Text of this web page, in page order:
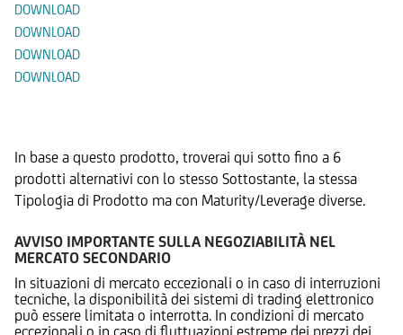
DOWNLOAD
DOWNLOAD
DOWNLOAD
DOWNLOAD
In base a questo prodotto, troverai qui sotto fino a 6
prodotti alternativi con lo stesso Sottostante, la stessa
Tipologia di Prodotto ma con Maturity/Leverage diverse.
AVVISO IMPORTANTE SULLA NEGOZIABILITÀ NEL
MERCATO SECONDARIO
In situazioni di mercato eccezionali o in caso di interruzioni
tecniche, la disponibilità dei sistemi di trading elettronico
può essere limitata o interrotta. In condizioni di mercato
eccezionali o in caso di fluttuazioni estreme dei prezzi dei